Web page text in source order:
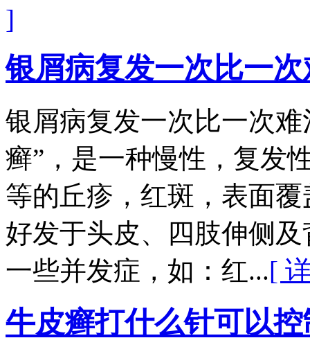
]
银屑病复发一次比一
银屑病复发一次比一次
癣”，是一种慢性，复发
等的丘疹，红斑，表面
好发于头皮、四肢伸侧
一些并发症，如：红...[
牛皮癣打什么针可以